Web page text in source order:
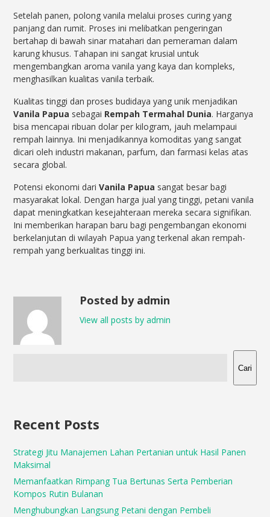
Setelah panen, polong vanila melalui proses curing yang
panjang dan rumit. Proses ini melibatkan pengeringan
bertahap di bawah sinar matahari dan pemeraman dalam
karung khusus. Tahapan ini sangat krusial untuk
mengembangkan aroma vanila yang kaya dan kompleks,
menghasilkan kualitas vanila terbaik.
Kualitas tinggi dan proses budidaya yang unik menjadikan
Vanila Papua sebagai Rempah Termahal Dunia. Harganya
bisa mencapai ribuan dolar per kilogram, jauh melampaui
rempah lainnya. Ini menjadikannya komoditas yang sangat
dicari oleh industri makanan, parfum, dan farmasi kelas atas
secara global.
Potensi ekonomi dariVanila Papua sangat besar bagi
masyarakat lokal. Dengan harga jual yang tinggi, petani vanila
dapat meningkatkan kesejahteraan mereka secara signifikan.
Ini memberikan harapan baru bagi pengembangan ekonomi
berkelanjutan di wilayah Papua yang terkenal akan rempah-
rempah yang berkualitas tinggi ini.
Posted by admin
View all posts by admin
Cari
Recent Posts
Strategi Jitu Manajemen Lahan Pertanian untuk Hasil Panen
Maksimal
Memanfaatkan Rimpang Tua Bertunas Serta Pemberian
Kompos Rutin Bulanan
Menghubungkan Langsung Petani dengan Pembeli